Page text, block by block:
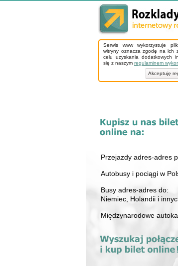
Serwis www wykorzystuje
witryny oznacza zgodę na ich
celu uzyskania dodatkowych
się z naszym regulaminem
Akceptuję
Przejazdy adres-adres
Autobusy i pociągi w
Busy adres-adres do:
Niemiec, Holandii i
Międzynarodowe